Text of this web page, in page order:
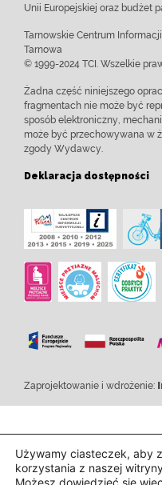
Unii Europejskiej oraz budżet
Tarnowskie Centrum
Tarnowa
© 1999-2024 TCI. Wszelkie
Żadna część niniejszego
fragmentach nie może być
sposób elektroniczny,
może być przechowywana w
zgody Wydawcy.
Deklaracja dostępności
Zaprojektowanie i wdrożenie:
Używamy ciasteczek, aby
korzystania z naszej
Możesz dowiedzieć się